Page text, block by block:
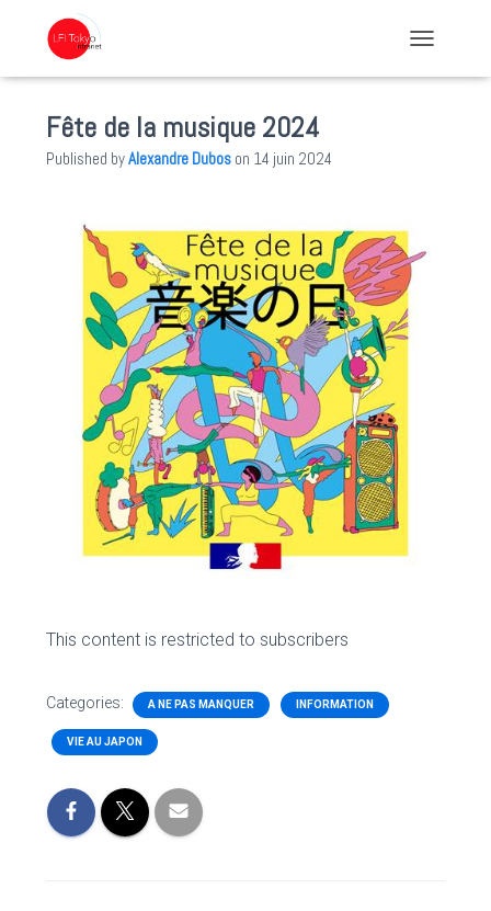
Fête de la musique 2024
Published byAlexandre Dubos on 14 juin 2024
This content is restricted to subscribers
Categories: A NE PAS MANQUER INFORMATION
VIE AU JAPON